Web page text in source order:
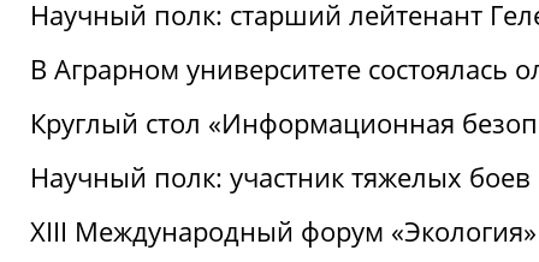
Научный полк: старший лейтенант
В Аграрном университете состоялась
Круглый стол «Информационная
Научный полк: участник тяжелых
XIII Международный форум